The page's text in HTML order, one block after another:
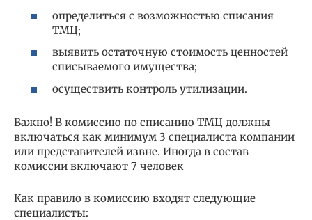
определиться с возможностью списания
ТМЦ;
выявить остаточную стоимость ценностей
списываемого имущества;
осуществить контроль утилизации.
Важно! В комиссию по списанию ТМЦ должны
включаться как минимум 3 специалиста компании
или представителей извне. Иногда в состав
комиссии включают 7 человек
Как правило в комиссию входят следующие
специалисты: